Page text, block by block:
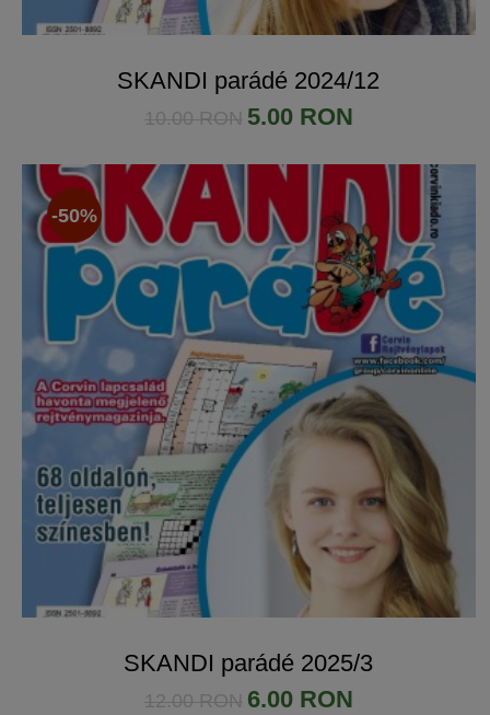
SKANDI parádé 2024/12
10.00 RON 5.00 RON
SKANDI parádé 2025/3
-50%
12.00 RON 6.00 RON